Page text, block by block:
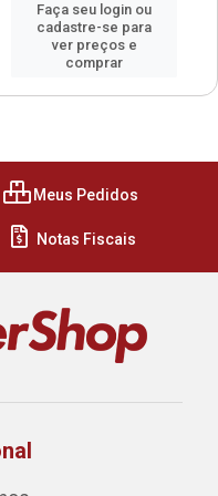
Faça seu login ou
cadastre-se para
ver preços e
comprar
Meus Pedidos
Notas Fiscais